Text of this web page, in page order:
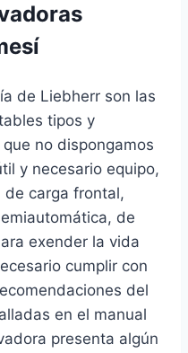
de Liebherr son las
tipos y
no dispongamos
y necesario equipo,
de carga frontal,
de
exender la vida
cumplir con
del
en el manual
presenta algún